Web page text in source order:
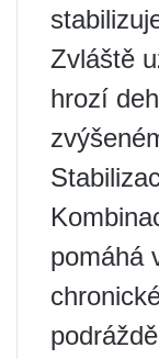
Zvláště
hrozí
pomáhá